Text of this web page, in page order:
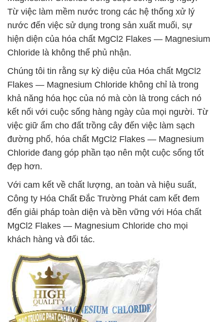
Từ việc làm mềm nước trong các hệ thống xử lý
nước đến việc sử dụng trong sản xuất muối, sự
hiện diện của hóa chất MgCl2 Flakes — Magnesium
Chloride là không thể phủ nhận.
Chúng tôi tin rằng sự kỳ diệu của Hóa chất MgCl2
Flakes — Magnesium Chloride không chỉ là trong
khả năng hóa học của nó mà còn là trong cách nó
kết nối với cuộc sống hàng ngày của mọi người. Từ
việc giữ ẩm cho đất trồng cây đến việc làm sạch
đường phố, hóa chất MgCl2 Flakes — Magnesium
Chloride đang góp phần tạo nên một cuộc sống tốt
đẹp hơn.
Với cam kết về chất lượng, an toàn và hiệu suất,
Công ty Hóa Chất Đắc Trường Phát cam kết đem
đến giải pháp toàn diện và bền vững với Hóa chất
MgCl2 Flakes — Magnesium Chloride cho mọi
khách hàng và đối tác.